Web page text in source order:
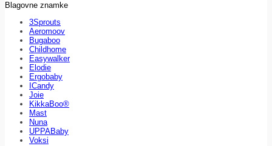
Blagovne znamke
3Sprouts
Aeromoov
Bugaboo
Childhome
Easywalker
Elodie
Ergobaby
ICandy
Joie
KikkaBoo®
Mast
Nuna
UPPABaby
Voksi